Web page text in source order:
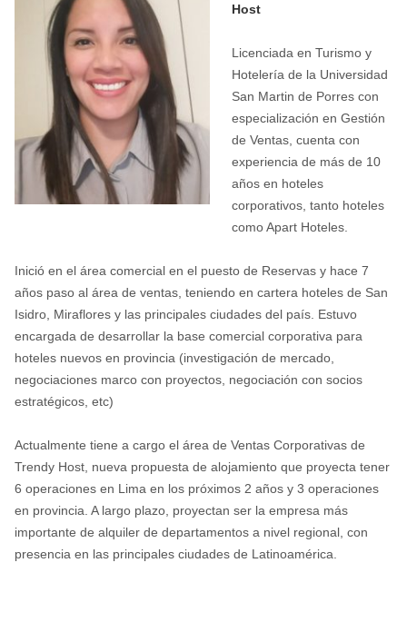
Host
Licenciada en Turismo y
Hotelería de la Universidad
San Martin de Porres con
especialización en Gestión
de Ventas, cuenta con
experiencia de más de 10
años en hoteles
corporativos, tanto hoteles
como Apart Hoteles.
Inició en el área comercial en el puesto de Reservas y hace 7
años paso al área de ventas, teniendo en cartera hoteles de San
Isidro, Miraflores y las principales ciudades del país. Estuvo
encargada de desarrollar la base comercial corporativa para
hoteles nuevos en provincia (investigación de mercado,
negociaciones marco con proyectos, negociación con socios
estratégicos, etc)
Actualmente tiene a cargo el área de Ventas Corporativas de
Trendy Host, nueva propuesta de alojamiento que proyecta tener
6 operaciones en Lima en los próximos 2 años y 3 operaciones
en provincia. A largo plazo, proyectan ser la empresa más
importante de alquiler de departamentos a nivel regional, con
presencia en las principales ciudades de Latinoamérica.